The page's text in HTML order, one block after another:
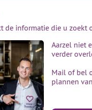
de informatie die u zoekt
Aarzel niet
verder
Mail of bel
plannen